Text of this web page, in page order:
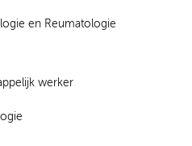
en Reumatologie
werker